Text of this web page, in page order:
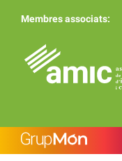
Membres associats: